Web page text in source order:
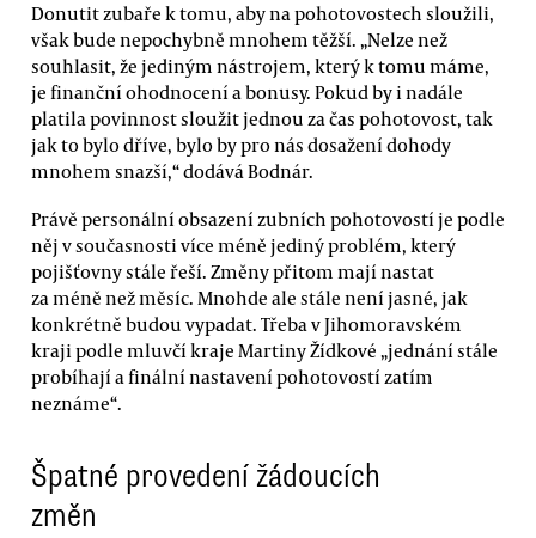
Donutit zubaře k tomu, aby na pohotovostech sloužili,
však bude nepochybně mnohem těžší. „Nelze než
souhlasit, že jediným nástrojem, který k tomu máme,
je finanční ohodnocení a bonusy. Pokud by i nadále
platila povinnost sloužit jednou za čas pohotovost, tak
jak to bylo dříve, bylo by pro nás dosažení dohody
mnohem snazší,“ dodává Bodnár.
Právě personální obsazení zubních pohotovostí je podle
něj v současnosti více méně jediný problém, který
pojišťovny stále řeší. Změny přitom mají nastat
za méně než měsíc. Mnohde ale stále není jasné, jak
konkrétně budou vypadat. Třeba v Jihomoravském
kraji podle mluvčí kraje Martiny Žídkové „jednání stále
probíhají a finální nastavení pohotovostí zatím
neznáme“.
Špatné provedení žádoucích
změn